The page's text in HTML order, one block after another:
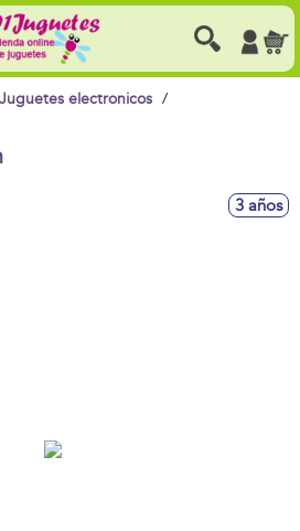
Juguetes electronicos
3 años